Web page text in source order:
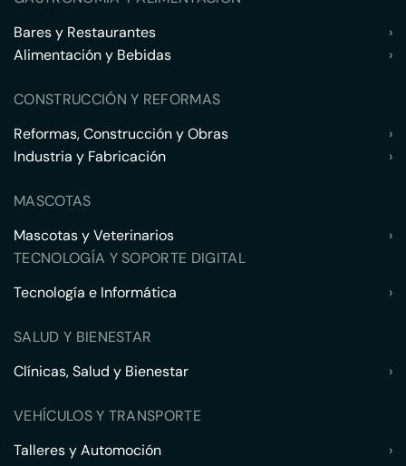
Bares y Restaurantes
›
Alimentación y Bebidas
›
CONSTRUCCIÓN Y REFORMAS
Reformas, Construcción y Obras
›
Industria y Fabricación
›
MASCOTAS
Mascotas y Veterinarios
›
TECNOLOGÍA Y SOPORTE DIGITAL
Tecnología e Informática
›
SALUD Y BIENESTAR
Clínicas, Salud y Bienestar
›
VEHÍCULOS Y TRANSPORTE
Talleres y Automoción
›